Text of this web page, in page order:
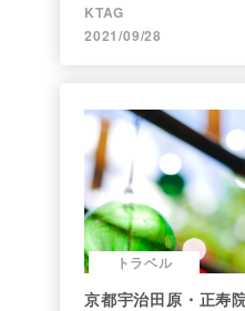
KTAG
2021/09/28
トラベル
京都宇治田原・正寿